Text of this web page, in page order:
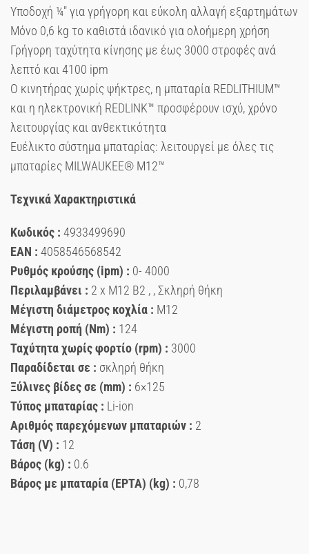
Υποδοχή ¼″ για γρήγορη και εύκολη αλλαγή εξαρτημάτων
Μόνο 0,6 kg το καθιστά ιδανικό για ολοήμερη χρήση
Γρήγορη ταχύτητα κίνησης με έως 3000 στροφές ανά
λεπτό και 4100 ipm
Ο κινητήρας χωρίς ψήκτρες, η μπαταρία REDLITHIUM™
και η ηλεκτρονική REDLINK™ προσφέρουν ισχύ, χρόνο
λειτουργίας και ανθεκτικότητα
Ευέλικτο σύστημα μπαταρίας: λειτουργεί με όλες τις
μπαταρίες MILWAUKEE® M12™
Τεχνικά Χαρακτηριστικά
Κωδικός : 4933499690
EAN : 4058546568542
Ρυθμός κρούσης (ipm) : 0- 4000
Περιλαμβάνει : 2 x M12 B2 , , Σκληρή θήκη
Μέγιστη διάμετρος κοχλία : M12
Μέγιστη ροπή (Nm) : 124
Ταχύτητα χωρίς φορτίο (rpm) : 3000
Παραδίδεται σε : σκληρή θήκη
Ξύλινες βίδες σε (mm) : 6×125
Τύπος μπαταρίας : Li-ion
Αριθμός παρεχόμενων μπαταριών : 2
Τάση (V) : 12
Βάρος (kg) : 0.6
Βάρος με μπαταρία (EPTA) (kg) : 0,78